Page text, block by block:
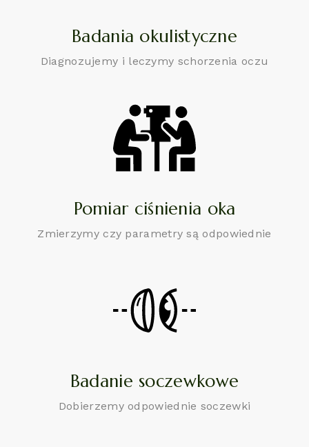
Badania okulistyczne
Diagnozujemy i leczymy schorzenia oczu
Pomiar ciśnienia oka
Zmierzymy czy parametry są odpowiednie
Badanie soczewkowe
Dobierzemy odpowiednie soczewki